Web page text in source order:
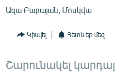
Ազա Բաբայան, Մոսկվա
Կիսվել Հետևեք մեզ
Շարունակել կարդալ